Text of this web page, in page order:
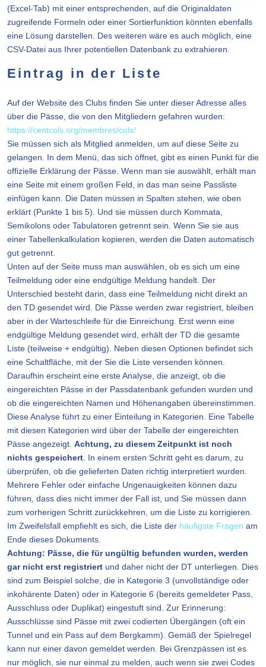
(Excel-Tab) mit einer entsprechenden, auf die Originaldaten
zugreifende Formeln oder einer Sortierfunktion könnten ebenfalls
eine Lösung darstellen. Des weiteren wäre es auch möglich, eine
CSV-Datei aus Ihrer potentiellen Datenbank zu extrahieren.
Eintrag in der Liste
Auf der Website des Clubs finden Sie unter dieser Adresse alles
über die Pässe, die von den Mitgliedern gefahren wurden:
https://centcols.org/membres/cols/
Sie müssen sich als Mitglied anmelden, um auf diese Seite zu
gelangen. In dem Menü, das sich öffnet, gibt es einen Punkt für die
offizielle Erklärung der Pässe. Wenn man sie auswählt, erhält man
eine Seite mit einem großen Feld, in das man seine Passliste
einfügen kann. Die Daten müssen in Spalten stehen, wie oben
erklärt (Punkte 1 bis 5). Und sie müssen durch Kommata,
Semikolons oder Tabulatoren getrennt sein. Wenn Sie sie aus
einer Tabellenkalkulation kopieren, werden die Daten automatisch
gut getrennt.
Unten auf der Seite muss man auswählen, ob es sich um eine
Teilmeldung oder eine endgültige Meldung handelt. Der
Unterschied besteht darin, dass eine Teilmeldung nicht direkt an
den TD gesendet wird. Die Pässe werden zwar registriert, bleiben
aber in der Warteschleife für die Einreichung. Erst wenn eine
endgültige Meldung gesendet wird, erhält der TD die gesamte
Liste (teilweise + endgültig). Neben diesen Optionen befindet sich
eine Schaltfläche, mit der Sie die Liste versenden können.
Daraufhin erscheint eine erste Analyse, die anzeigt, ob die
eingereichten Pässe in der Passdatenbank gefunden wurden und
ob die eingereichten Namen und Höhenangaben übereinstimmen.
Diese Analyse führt zu einer Einteilung in Kategorien. Eine Tabelle
mit diesen Kategorien wird über der Tabelle der eingereichten
Pässe angezeigt. Achtung, zu diesem Zeitpunkt ist noch
nichts gespeichert . In einem ersten Schritt geht es darum, zu
überprüfen, ob die gelieferten Daten richtig interpretiert wurden.
Mehrere Fehler oder einfache Ungenauigkeiten können dazu
führen, dass dies nicht immer der Fall ist, und Sie müssen dann
zum vorherigen Schritt zurückkehren, um die Liste zu korrigieren.
Im Zweifelsfall empfiehlt es sich, die Liste der häufigste Fragen am
Ende dieses Dokuments.
Achtung: Pässe, die für ungültig befunden wurden, werden
gar nicht erst registriert und daher nicht der DT unterliegen. Dies
sind zum Beispiel solche, die in Kategorie 3 (unvollständige oder
inkohärente Daten) oder in Kategorie 6 (bereits gemeldeter Pass,
Ausschluss oder Duplikat) eingestuft sind. Zur Erinnerung:
Ausschlüsse sind Pässe mit zwei codierten Übergängen (oft ein
Tunnel und ein Pass auf dem Bergkamm). Gemäß der Spielregel
kann nur einer davon gemeldet werden. Bei Grenzpässen ist es
nur möglich, sie nur einmal zu melden, auch wenn sie zwei Codes